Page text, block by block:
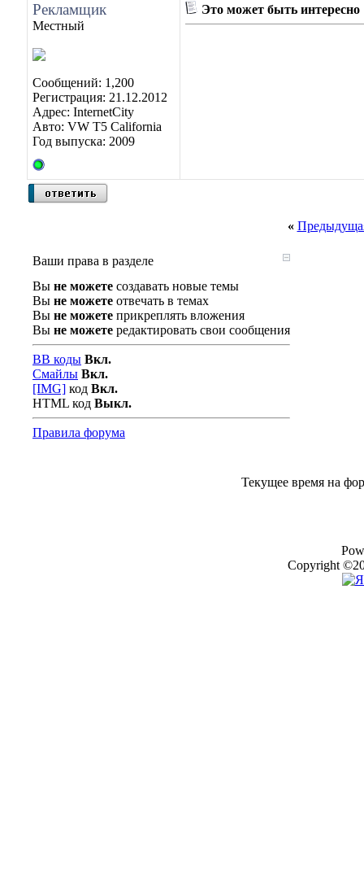
Рекламщик
Местный
Сообщений: 1,200
Регистрация: 21.12.2012
Адрес: InternetCity
Авто: VW T5 California
Год выпуска: 2009
Это может быть интересно
«
Ваши права в разделе
Вы не можете создавать новые темы
Вы не можете отвечать в темах
Вы не можете прикреплять вложения
Вы не можете редактировать свои сообщения
BB коды Вкл.
Смайлы Вкл.
[IMG] код Вкл.
HTML код Выкл.
Правила форума
Текущее время на
Copyright